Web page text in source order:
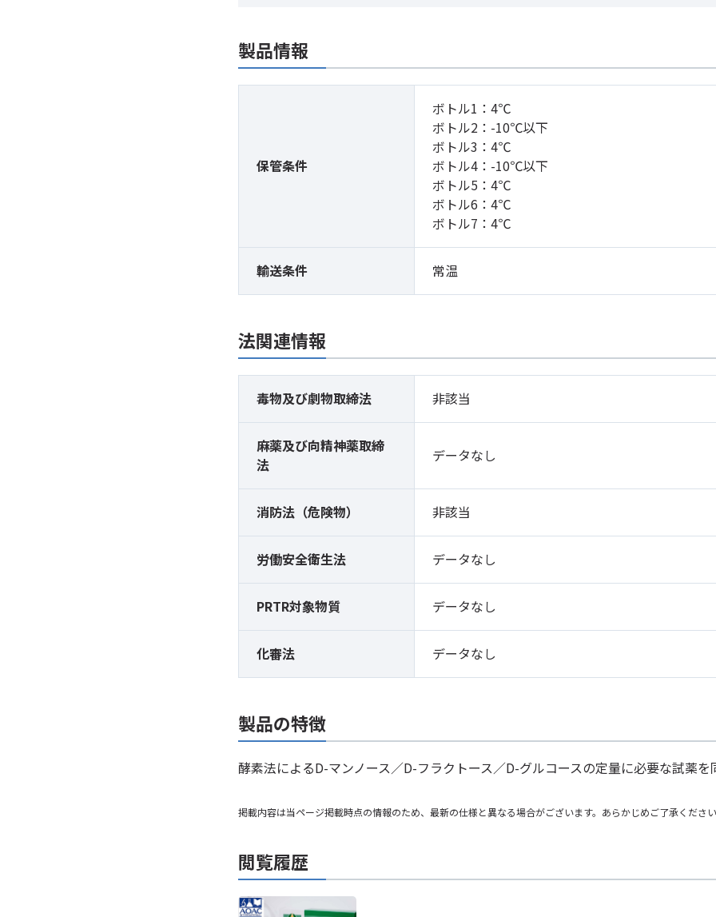
製品情報
保管条件
ボトル1：4℃
ボトル2：-10℃以下
ボトル3：4℃
ボトル4：-10℃以下
ボトル5：4℃
ボトル6：4℃
ボトル7：4℃
輸送条件 常温
法関連情報
毒物及び劇物取締法 非該当
麻薬及び向精神薬取締
法
データなし
消防法（危険物） 非該当
労働安全衛生法 データなし
PRTR対象物質 データなし
化審法 データなし
製品の特徴
酵素法によるD-マンノース／D-フラクトース／D-グルコースの定量に必要な試薬
掲載内容は当ページ掲載時点の情報のため、最新の仕様と異なる場合がございます。あらかじめご了承ください
閲覧履歴